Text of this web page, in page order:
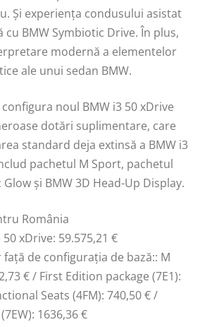
Și experiența condusului asistat
BMW Symbiotic Drive. În plus,
modernă a elementelor
ale unui sedan BMW.
noul BMW i3 50 xDrive
dotări suplimentare, care
standard deja extinsă a BMW i3
pachetul M Sport, pachetul
și BMW 3D Head-Up Display.
România
xDrive: 59.575,21 €
de configuraţia de bază:: M
€ / First Edition package (7E1):
Seats (4FM): 740,50 € /
1636,36 €